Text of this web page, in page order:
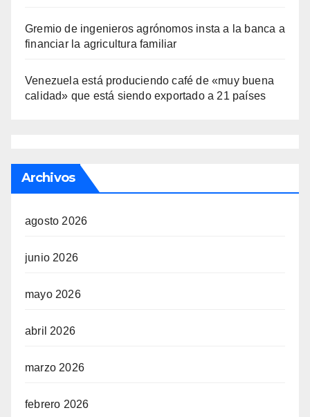
Gremio de ingenieros agrónomos insta a la banca a
financiar la agricultura familiar
Venezuela está produciendo café de «muy buena
calidad» que está siendo exportado a 21 países
Archivos
agosto 2026
junio 2026
mayo 2026
abril 2026
marzo 2026
febrero 2026